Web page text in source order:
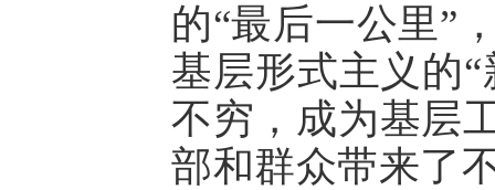
的“最后一公里”
基层形式主义的
不穷，成为基层
部和群众带来了